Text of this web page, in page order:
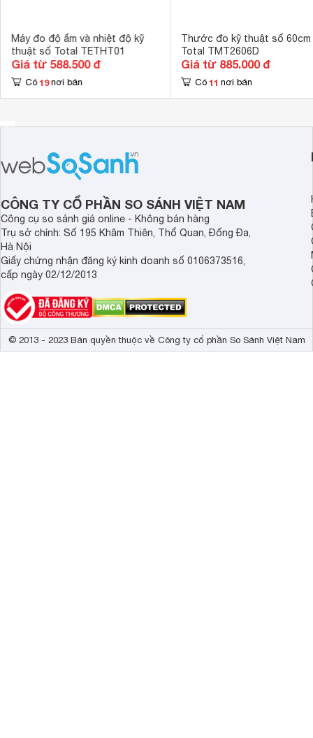
tính năng mới của Total đã phát minh ra. Thiết kế tay
khi cầm, tăng khả năng an toàn khi sử dụng.
Máy đo độ ẩm và nhiệt độ kỹ
thuật số Total TETHT01
Giá từ 588.500 đ
Có 19 nơi bán
Thước đo kỹ thuật số 60cm
Total TMT2606D
Giá từ 885.000 đ
Có 11 nơi bán
CÔNG TY CỔ PHẦN SO SÁNH VIỆT NAM
Công cụ so sánh giá online - Không bán hàng
Trụ sở chính: Số 195 Khâm Thiên, Thổ Quan, Đống Đa,
Hà Nội
Giấy chứng nhận đăng ký kinh doanh số 0106373516,
cấp ngày 02/12/2013
© 2013 - 2023 Bản quyền thuộc về Công ty cổ phần So Sánh Việt Nam